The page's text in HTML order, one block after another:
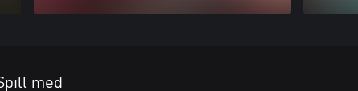
med